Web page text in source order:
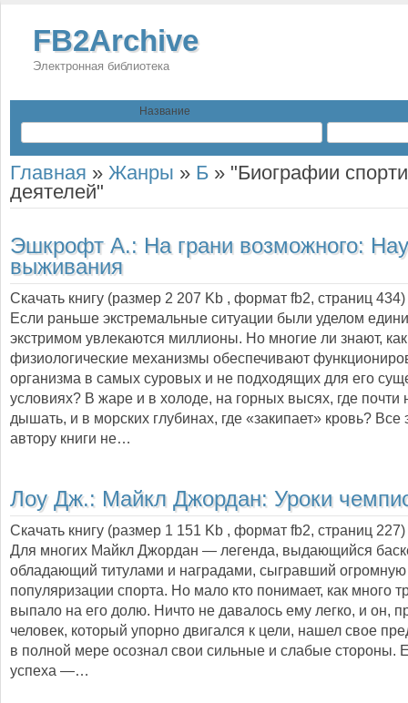
FB2Archive
Электронная библиотека
Название
Главная » Жанры » Б » "Биографии
деятелей"
Эшкрофт А.: На грани возможного:
выживания
Скачать книгу (размер 2 207 Kb , формат fb2, страниц 434
Если раньше экстремальные ситуации были уделом
экстримом увлекаются миллионы. Но многие ли знают, как
физиологические механизмы обеспечивают
организма в самых суровых и не подходящих для его
условиях? В жаре и в холоде, на горных высях, где почти
дышать, и в морских глубинах, где «закипает» кровь? Все
автору книги не…
Лоу Дж.: Майкл Джордан: Уроки
Скачать книгу (размер 1 151 Kb , формат fb2, страниц 227
Для многих Майкл Джордан — легенда, выдающийся
обладающий титулами и наградами, сыгравший огромную
популяризации спорта. Но мало кто понимает, как много
выпало на его долю. Ничто не давалось ему легко, и он,
человек, который упорно двигался к цели, нашел свое
в полной мере осознал свои сильные и слабые стороны.
успеха —…